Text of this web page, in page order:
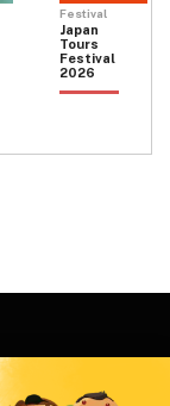
Festival
Japan
Tours
Festival
2026